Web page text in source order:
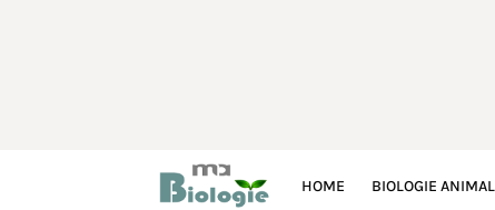
HOME BIOLOGIE